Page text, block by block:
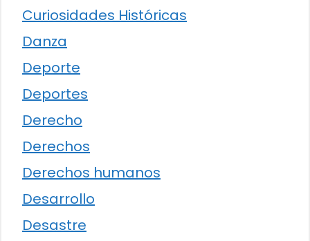
Curiosidades Históricas
Danza
Deporte
Deportes
Derecho
Derechos
Derechos humanos
Desarrollo
Desastre